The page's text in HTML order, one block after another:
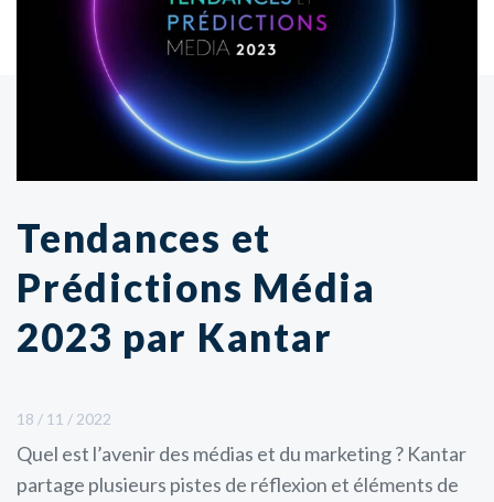
Tendances et
Prédictions Média
2023 par Kantar
18 / 11 / 2022
Quel est l’avenir des médias et du marketing ? Kantar
partage plusieurs pistes de réflexion et éléments de